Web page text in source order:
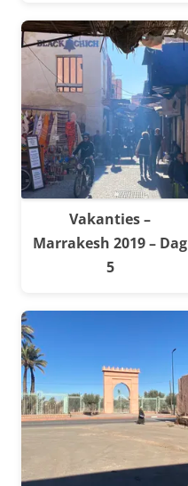
Vakanties –
Marrakesh 2019 – Dag
5